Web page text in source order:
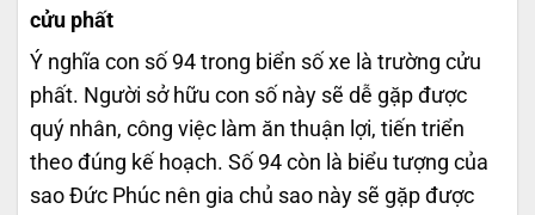
cửu phất
Ý nghĩa con số 94 trong biển số xe là trường cửu
phất. Người sở hữu con số này sẽ dễ gặp được
quý nhân, công việc làm ăn thuận lợi, tiến triển
theo đúng kế hoạch. Số 94 còn là biểu tượng của
sao Đức Phúc nên gia chủ sao này sẽ gặp được